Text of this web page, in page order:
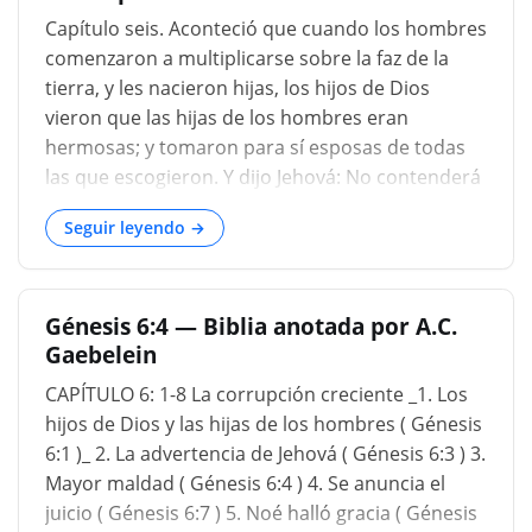
ruptura de la separación entre la línea piadosa
de Set y la línea impía de Caín, y así el fracaso...
Capítulo seis. Aconteció que cuando los hombres
comenzaron a multiplicarse sobre la faz de la
tierra, y les nacieron hijas, los hijos de Dios
vieron que las hijas de los hombres eran
hermosas; y tomaron para sí esposas de todas
las que escogieron. Y dijo Jehová: No contenderá
mi espíritu con el hombre para siempre, por
cuanto él también es carne; mas serán sus días
ciento veinte años ( Génesis 6:1-3 ). Así que
estamos llegando ahora a un tiempo en el que
Dios alterará drásticamente la duración de la
vida del hombre. Para cuando tenían
novecientos años, se estaban volviendo tan
malvados. Dios dice que no los voy a dejar tanto
tiempo; reducirlos a ciento veinte años.
Alteración tan drástica después de la inundación
de la vida del hombre que podría explicarse
Seguir leyendo →
Génesis 6:4 — Biblia anotada por A.C.
Gaebelein
CAPÍTULO 6: 1-8 La corrupción creciente _1. Los
hijos de Dios y las hijas de los hombres ( Génesis
6:1 )_ 2. La advertencia de Jehová ( Génesis 6:3 ) 3.
Mayor maldad ( Génesis 6:4 ) 4. Se anuncia el
juicio ( Génesis 6:7 ) 5. Noé halló gracia ( Génesis